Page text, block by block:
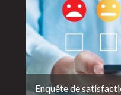
Enquête de